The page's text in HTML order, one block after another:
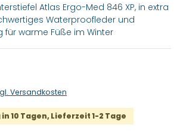
Atlas Ergo-Med 846 XP, in extra
Waterproofleder und
für warme Füße im Winter
Versandkosten
10 Tagen, Lieferzeit 1-2 Tage